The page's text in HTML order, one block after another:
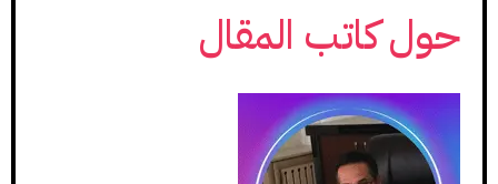
حول كاتب المقال